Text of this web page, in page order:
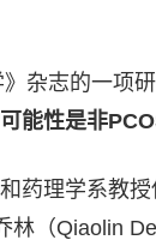
杂志的一项研
能性是非
药理学系教
（Qiaolin